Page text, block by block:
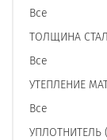
Все
ТОЛЩИНА
Все
УТЕПЛЕНИЕ
Все
УПЛОТНИТЕЛЬ